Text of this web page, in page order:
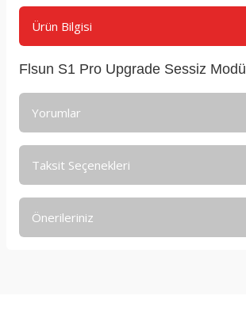
Ürün Bilgisi
Flsun S1 Pro Upgrade Sessiz Modül
Yorumlar
Taksit Seçenekleri
Önerileriniz